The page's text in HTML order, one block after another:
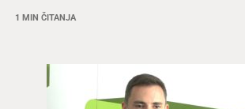
1 MIN ČITANJA